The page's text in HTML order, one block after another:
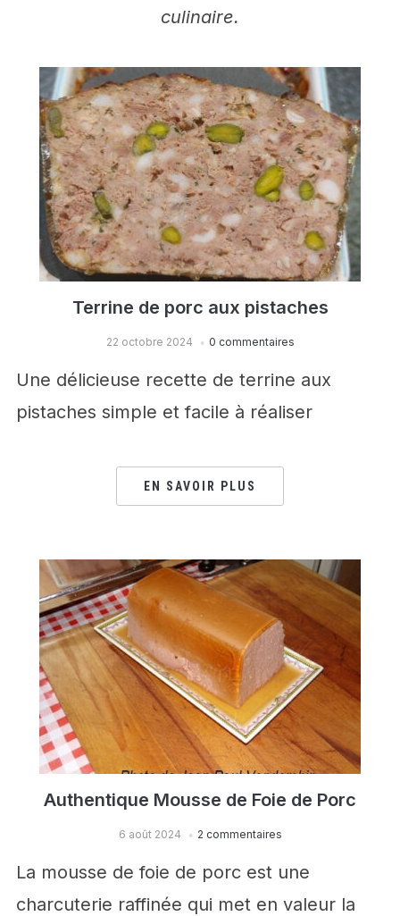
culinaire.
Terrine de porc aux pistaches
22 octobre 2024 0 commentaires
Une délicieuse recette de terrine aux
pistaches simple et facile à réaliser
EN SAVOIR PLUS
Authentique Mousse de Foie de Porc
6 août 2024 2 commentaires
La mousse de foie de porc est une
charcuterie raffinée qui met en valeur la